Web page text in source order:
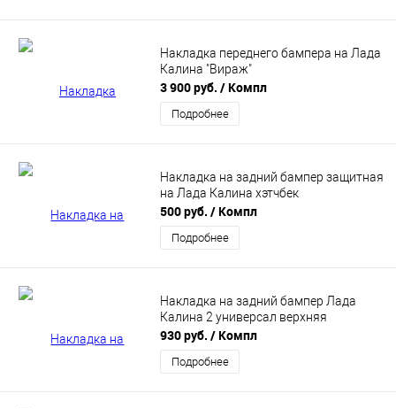
Накладка переднего бампера на Лада
Калина "Вираж"
3 900 руб. / Компл
Подробнее
Накладка на задний бампер защитная
на Лада Калина хэтчбек
500 руб. / Компл
Подробнее
Накладка на задний бампер Лада
Калина 2 универсал верхняя
930 руб. / Компл
Подробнее